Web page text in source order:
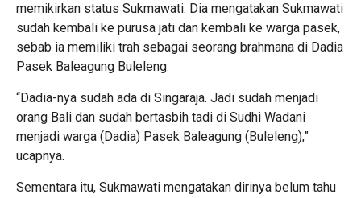
memikirkan status Sukmawati. Dia mengatakan Sukmawati
sudah kembali ke purusa jati dan kembali ke warga pasek,
sebab ia memiliki trah sebagai seorang brahmana di Dadia
Pasek Baleagung Buleleng.
“Dadia-nya sudah ada di Singaraja. Jadi sudah menjadi
orang Bali dan sudah bertasbih tadi di Sudhi Wadani
menjadi warga (Dadia) Pasek Baleagung (Buleleng),”
ucapnya.
Sementara itu, Sukmawati mengatakan dirinya belum tahu